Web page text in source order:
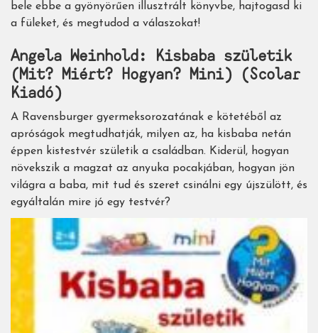
bele ebbe a gyönyörűen illusztrált könyvbe, hajtogasd ki
a füleket, és megtudod a válaszokat!
Angela Weinhold: Kisbaba születik
(Mit? Miért? Hogyan? Mini) (Scolar
Kiadó)
A Ravensburger gyermeksorozatának e kötetéből az
apróságok megtudhatják, milyen az, ha kisbaba netán
éppen kistestvér születik a családban. Kiderül, hogyan
növekszik a magzat az anyuka pocakjában, hogyan jön
világra a baba, mit tud és szeret csinálni egy újszülött, és
egyáltalán mire jó egy testvér?